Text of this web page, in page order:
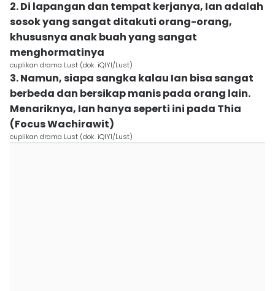
2. Di lapangan dan tempat kerjanya, Ian adalah
sosok yang sangat ditakuti orang-orang,
khususnya anak buah yang sangat
menghormatinya
cuplikan drama Lust (dok. iQIYI/Lust)
3. Namun, siapa sangka kalau Ian bisa sangat
berbeda dan bersikap manis pada orang lain.
Menariknya, Ian hanya seperti ini pada Thia
(Focus Wachirawit)
cuplikan drama Lust (dok. iQIYI/Lust)